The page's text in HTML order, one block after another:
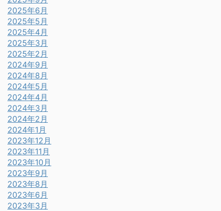
2025年6月
2025年5月
2025年4月
2025年3月
2025年2月
2024年9月
2024年8月
2024年5月
2024年4月
2024年3月
2024年2月
2024年1月
2023年12月
2023年11月
2023年10月
2023年9月
2023年8月
2023年6月
2023年3月